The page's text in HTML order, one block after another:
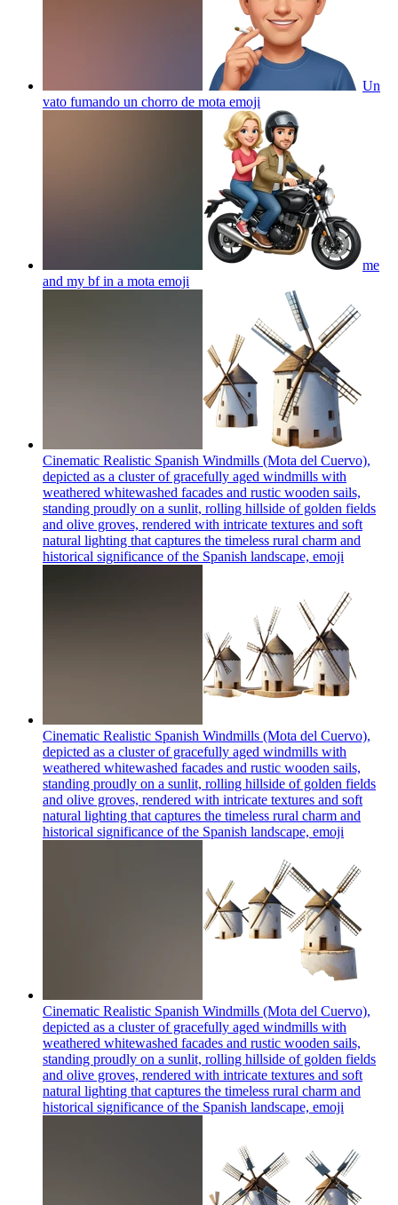
Un
vato fumando un chorro de mota emoji
me
and my bf in a mota emoji
Cinematic Realistic Spanish Windmills (Mota del Cuervo),
depicted as a cluster of gracefully aged windmills with
weathered whitewashed facades and rustic wooden sails,
standing proudly on a sunlit, rolling hillside of golden fields
and olive groves, rendered with intricate textures and soft
natural lighting that captures the timeless rural charm and
historical significance of the Spanish landscape, emoji
Cinematic Realistic Spanish Windmills (Mota del Cuervo),
depicted as a cluster of gracefully aged windmills with
weathered whitewashed facades and rustic wooden sails,
standing proudly on a sunlit, rolling hillside of golden fields
and olive groves, rendered with intricate textures and soft
natural lighting that captures the timeless rural charm and
historical significance of the Spanish landscape, emoji
Cinematic Realistic Spanish Windmills (Mota del Cuervo),
depicted as a cluster of gracefully aged windmills with
weathered whitewashed facades and rustic wooden sails,
standing proudly on a sunlit, rolling hillside of golden fields
and olive groves, rendered with intricate textures and soft
natural lighting that captures the timeless rural charm and
historical significance of the Spanish landscape, emoji